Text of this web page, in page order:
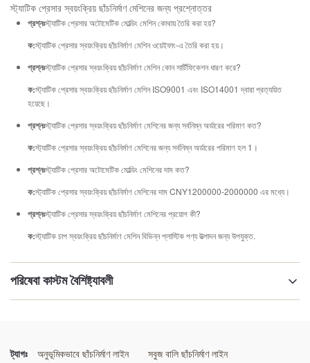
স্ট্যাটিক প্রেসার স্বয়ংক্রিয় ছাঁচনির্মাণ মেশিনের জন্য প্রশ্নোত্তর
প্রশ্নঃস্ট্যাটিক প্রেসার অটোমেটিক মোল্ডিং মেশিন কোথায় তৈরি করা হয়?
ক:স্ট্যাটিক প্রেসার স্বয়ংক্রিয় ছাঁচনির্মাণ মেশিন ওয়েইফাং-এ তৈরি করা হয়।
প্রশ্নঃস্ট্যাটিক প্রেসার স্বয়ংক্রিয় ছাঁচনির্মাণ মেশিন কোন সার্টিফিকেশন ধারণ করে?
ক:স্ট্যাটিক প্রেসার স্বয়ংক্রিয় ছাঁচনির্মাণ মেশিন ISO9001 এবং ISO14001 দ্বারা প্রত্যয়িত
হয়েছে।
প্রশ্নঃস্ট্যাটিক প্রেসার স্বয়ংক্রিয় ছাঁচনির্মাণ মেশিনের জন্য সর্বনিম্ন অর্ডারের পরিমাণ কত?
ক:স্ট্যাটিক প্রেসার স্বয়ংক্রিয় ছাঁচনির্মাণ মেশিনের জন্য সর্বনিম্ন অর্ডারের পরিমাণ হল 1।
প্রশ্নঃস্ট্যাটিক প্রেসার অটোমেটিক মোল্ডিং মেশিনের দাম কত?
ক:স্ট্যাটিক প্রেসার স্বয়ংক্রিয় ছাঁচনির্মাণ মেশিনের দাম CNY1200000-2000000 এর মধ্যে।
প্রশ্নঃস্ট্যাটিক প্রেসার স্বয়ংক্রিয় ছাঁচনির্মাণ মেশিনের প্রয়োগ কী?
ক:স্ট্যাটিক চাপ স্বয়ংক্রিয় ছাঁচনির্মাণ মেশিন বিভিন্ন প্লাস্টিক পণ্য উত্পাদন জন্য উপযুক্ত.
পরিষেবা কাস্টম বৈশিষ্ট্যাবলী
ট্যাগঃ অনুভূমিকভাবে ছাঁচনির্মাণ লাইন
সবুজ বালি ছাঁচনির্মাণ লাইন